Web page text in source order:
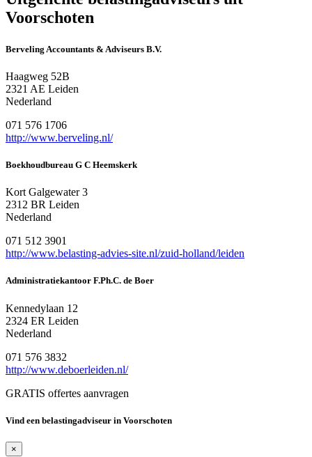
Voorschoten
Berveling Accountants & Adviseurs B.V.
Haagweg 52B
2321 AE Leiden
Nederland
071 576 1706
http://www.berveling.nl/
Boekhoudbureau G C Heemskerk
Kort Galgewater 3
2312 BR Leiden
Nederland
071 512 3901
http://www.belasting-advies-site.nl/zuid-holland/leiden
Administratiekantoor F.Ph.C. de Boer
Kennedylaan 12
2324 ER Leiden
Nederland
071 576 3832
http://www.deboerleiden.nl/
GRATIS offertes aanvragen
Vind een belastingadviseur in Voorschoten
×